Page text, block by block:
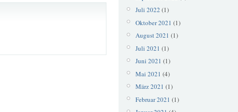
Juli 2022 (1)
Oktober 2021 (1)
August 2021 (1)
Juli 2021 (1)
Juni 2021 (1)
Mai 2021 (4)
März 2021 (1)
Februar 2021 (1)